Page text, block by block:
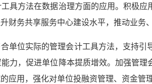
具方法在数据治理方面的应用。积极
财务共享服务中心建设水平，推动业
单位实际的管理会计工具方法，支持
力，促进单位降本提质增效。加强管
用，强化对单位投融资管理、资金管